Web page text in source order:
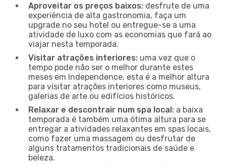
Aproveitar os preços baixos: desfrute de uma
experiência de alta gastronomia, faça um
upgrade no seu hotel ou entregue-se a uma
atividade de luxo com as economias que fará ao
viajar nesta temporada.
Visitar atrações interiores: uma vez que o
tempo pode não ser o melhor durante estes
meses em Independence, esta é a melhor altura
para visitar atrações interiores como museus,
galerias de arte ou edifícios históricos.
Relaxar e descontrair num spa local: a baixa
temporada é também uma ótima altura para se
entregar a atividades relaxantes em spas locais,
como fazer uma massagem ou desfrutar de
alguns tratamentos tradicionais de saúde e
beleza.